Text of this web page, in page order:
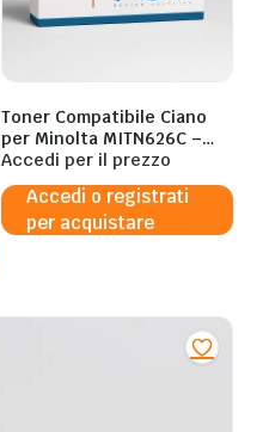
Toner Compatibile Ciano
per Minolta MITN626C –
28.000 Pagine al 5%
Accedi per il prezzo
Accedi o registrati
per acquistare